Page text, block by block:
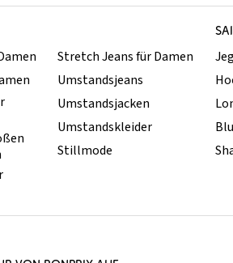
Stretch Jeans für Damen
Umstandsjeans
Umstandsjacken
Umstandskleider
Stillmode